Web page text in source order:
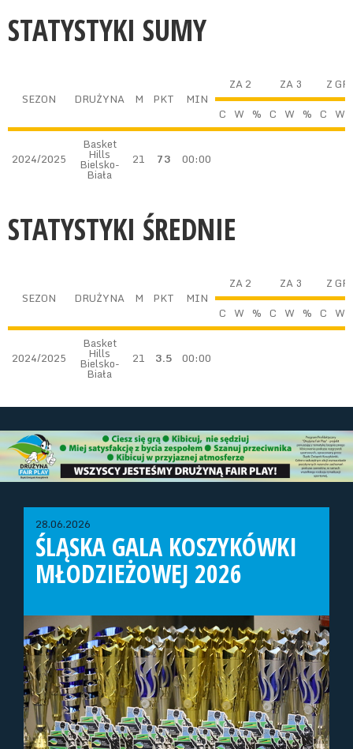
STATYSTYKI SUMY
SEZON DRUŻYNA M PKT MIN
ZA 2 ZA 3
Z
C W % C W % C W
2024/2025
Basket
Hills
Bielsko-
Biała
21 73 00:00
STATYSTYKI ŚREDNIE
SEZON DRUŻYNA M PKT MIN
ZA 2 ZA 3
Z
C W % C W % C W
2024/2025
Basket
Hills
Bielsko-
Biała
21 3.5 00:00
28.06.2026
ŚLĄSKA GALA KOSZYKÓWKI
MŁODZIEŻOWEJ 2026